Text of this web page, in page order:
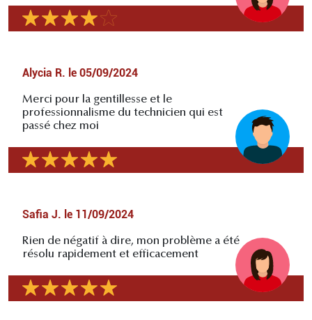
Alycia R. le 05/09/2024
Merci pour la gentillesse et le
professionnalisme du technicien qui est
passé chez moi
Safia J. le 11/09/2024
Rien de négatif à dire, mon problème a été
résolu rapidement et efficacement